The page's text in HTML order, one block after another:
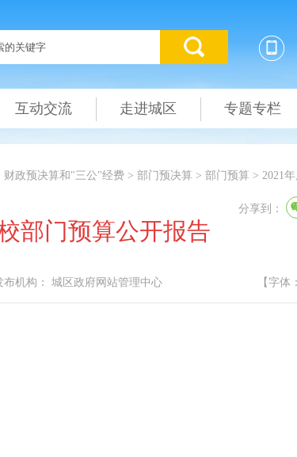
互动交流 走进城区 专题专栏
财政预决算和"三公"经费> 部门预决算 > 部门预算 > 2021
分享到：
部门预算公开报告
布机构： 城区政府网站管理中心 【字体